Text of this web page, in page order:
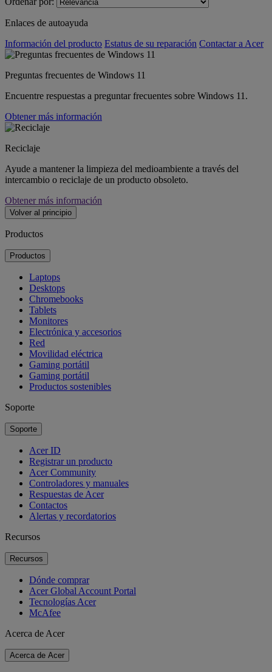
Enlaces de autoayuda
Información del producto Estatus de su reparación Contactar a Acer
Preguntas frecuentes de Windows 11
Encuentre respuestas a preguntar frecuentes sobre Windows 11.
Obtener más información
Reciclaje
Ayude a mantener la limpieza del medioambiente a través del
intercambio o reciclaje de un producto obsoleto.
Obtener más información
Volver al principio
Productos
Productos
Laptops
Desktops
Chromebooks
Tablets
Monitores
Electrónica y accesorios
Red
Movilidad eléctrica
Gaming portátil
Gaming portátil
Productos sostenibles
Soporte
Soporte
Acer ID
Registrar un producto
Acer Community
Controladores y manuales
Respuestas de Acer
Contactos
Alertas y recordatorios
Recursos
Recursos
Dónde comprar
Acer Global Account Portal
Tecnologías Acer
McAfee
Acerca de Acer
Acerca de Acer